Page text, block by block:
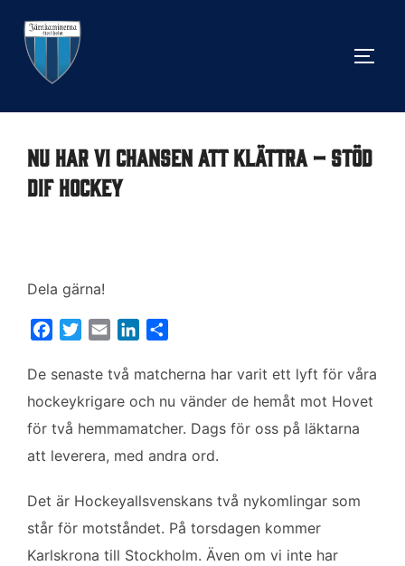
innehåll
Nu har vi chansen att klättra – stöd
DIF Hockey
Dela gärna!
c
e
o
o
i
t
e
r
a
i
n
k
d
I
l
a
De senaste två matcherna har varit ett lyft för våra
hockeykrigare och nu vänder de hemåt mot Hovet
för två hemmamatcher. Dags för oss på läktarna
att leverera, med andra ord.
Det är Hockeyallsvenskans två nykomlingar som
står för motståndet. På torsdagen kommer
Karlskrona till Stockholm. Även om vi inte har